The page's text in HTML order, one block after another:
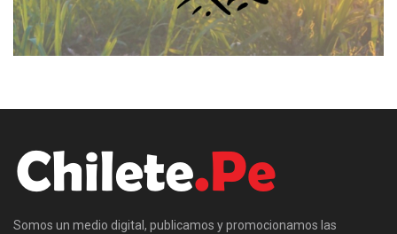
Somos un medio digital, publicamos y promocionamos las